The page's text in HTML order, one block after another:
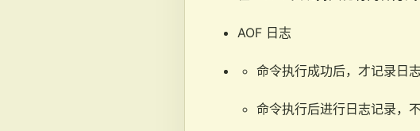
AOF 日志
命令执行成功后，才记录日志
命令执行后进行日志记录，